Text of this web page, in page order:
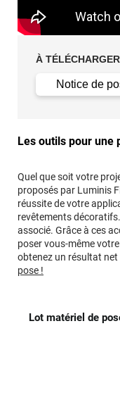
À TÉLÉCHARGER
Notice de
Les outils pour une
Quel que soit votre
proposés par Luminis
réussite de votre
revêtements
associé. Grâce à ces
poser vous-même
obtenez un résultat
pose !
Lot matériel de